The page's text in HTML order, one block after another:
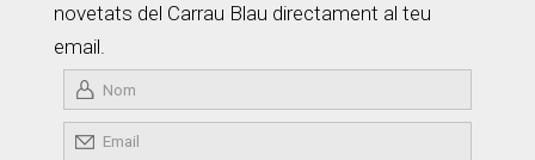
novetats del Carrau Blau directament al teu
email.